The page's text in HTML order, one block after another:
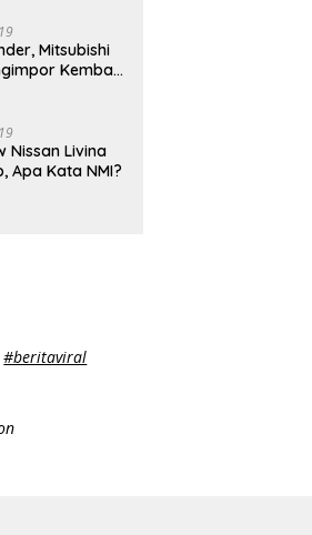
Mitsubishi
Kembali
Nissan Livina
Apa Kata NMI?
#beritaviral